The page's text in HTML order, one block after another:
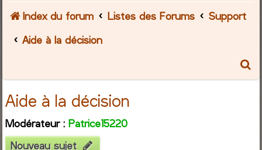
Index du forum Listes des Forums
Support
Aide à la décision
Aide à la décision
Modérateur : Patrice15220
Nouveau sujet